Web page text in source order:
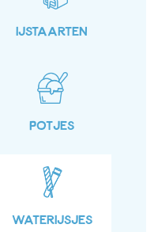
IJSTAARTEN
POTJES
WATERIJSJES